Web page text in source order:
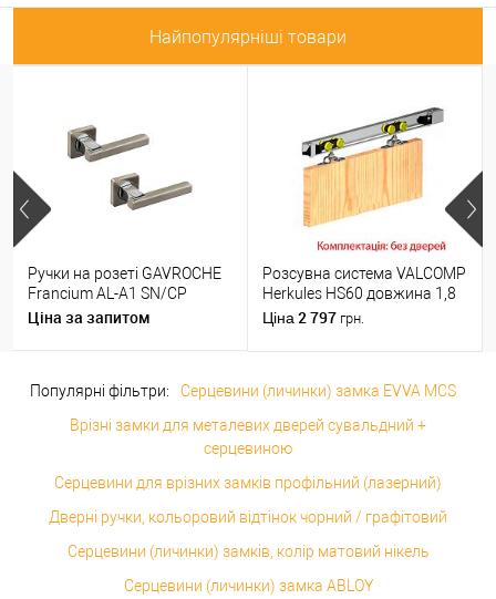
Найпопулярніші товари
Ручки на розеті GAVROCHE
Francium AL-A1 SN/CP
нікель/хром
Ціна за запитом
Розсувна система VALCOMP
Herkules HS60 довжина 1,8
м на 1 полотно вагою до 60
Ціна 2 797 грн.
Популярні фільтри:
Серцевини (личинки) замка EVVA MCS
Врізні замки для металевих дверей сувальдний +
серцевиною
Серцевини для врізних замків профільний (лазерний)
Дверні ручки, кольоровий відтінок чорний / графітовий
Серцевини (личинки) замків, колір матовий нікель
Серцевини (личинки) замка ABLOY